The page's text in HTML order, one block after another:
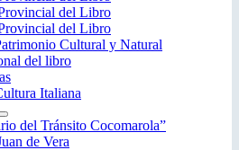
del Libro
del Libro
Cultural y Natural
del libro
Italiana
del Tránsito Cocomarola”
de Vera